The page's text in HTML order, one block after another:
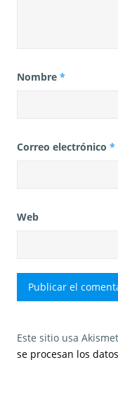
Nombre *
Correo electrónico *
Web
Este sitio usa
se procesan los